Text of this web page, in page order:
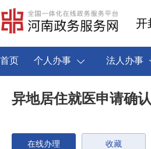
首页 个人办事 法人办事
异地居住就医申请确认
在线办理 收藏